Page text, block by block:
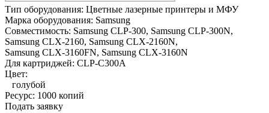
Тип оборудования: Цветные лазерные принтеры и МФУ
Марка оборудования: Samsung
Совместимость: Samsung CLP-300, Samsung CLP-300N,
Samsung CLX-2160, Samsung CLX-2160N,
Samsung CLX-3160FN, Samsung CLX-3160N
Для картриджей: CLP-C300A
Цвет:
голубой
Ресурс: 1000 копий
Подать заявку